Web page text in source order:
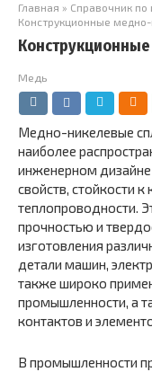
Главная » Справочник
Конструкционные
Медь
Медно-никелевые
наиболее
инженерном дизайне
свойств, стойкости
теплопроводности.
прочностью и
изготовления
детали машин,
также широко
промышленности, а
контактов и
В промышленности